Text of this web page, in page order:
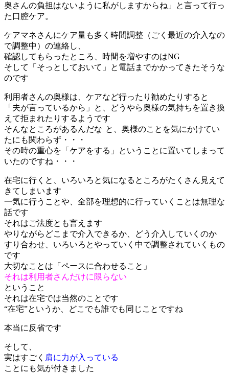
奥さんの負担はないように私がしますからね」と言って行っ
た口腔ケア。
ケアマネさんにケア量も多く時間調整（ごく最近の介入なの
で調整中）の連絡し、
確認してもらったところ、時間を増やすのはNG
そして「そっとしておいて」と電話までかかってきたそうな
のです
利用者さんの奥様は、ケアなど行ったり勧めたりすると
「夫が言っているから」と、どうやら奥様の気持ちを置き換
えて拒まれたりするようです
そんなところがあるんだな と、奥様のことを気にかけてい
たにも関わらず・・・
その時の重心を「ケアをする」ということに置いてしまって
いたのですね・・・
在宅に行くと、いろいろと気になるところがたくさん見えて
きてしまいます
一気に行うことや、全部を理想的に行っていくことは無理な
話です
それはご法度とも言えます
やりながらどこまで介入できるか、どう介入していくのか
すり合わせ、いろいろとやっていく中で調整されていくもの
です
大切なことは「ペースに合わせること」
それは利用者さんだけに限らない
ということ
それは在宅では当然のことです
“在宅”というか、どこでも誰でも同じことですね
本当に反省です
そして、
実はすごく 肩に力が入っている
ことにも気が付きました